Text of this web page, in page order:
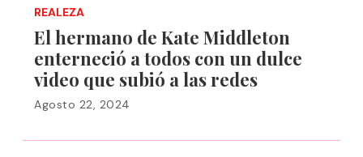
REALEZA
El hermano de Kate Middleton
enterneció a todos con un dulce
video que subió a las redes
Agosto 22, 2024